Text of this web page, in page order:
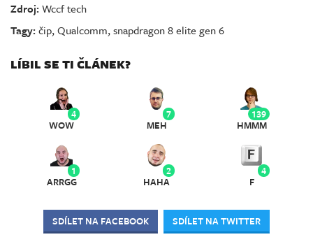
Zdroj:Wccf tech
Tagy:čip,Qualcomm,snapdragon 8 elite gen 6
LÍBIL SE TI ČLÁNEK?
4
WOW
7
MEH
139
HMMM
1
ARRGG
2
HAHA
4
F
SDÍLET NA FACEBOOK SDÍLET NA TWITTER